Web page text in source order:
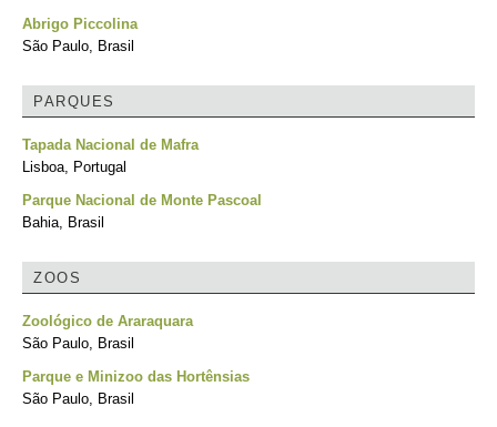
Abrigo Piccolina
São Paulo, Brasil
PARQUES
Tapada Nacional de Mafra
Lisboa, Portugal
Parque Nacional de Monte Pascoal
Bahia, Brasil
ZOOS
Zoológico de Araraquara
São Paulo, Brasil
Parque e Minizoo das Hortênsias
São Paulo, Brasil